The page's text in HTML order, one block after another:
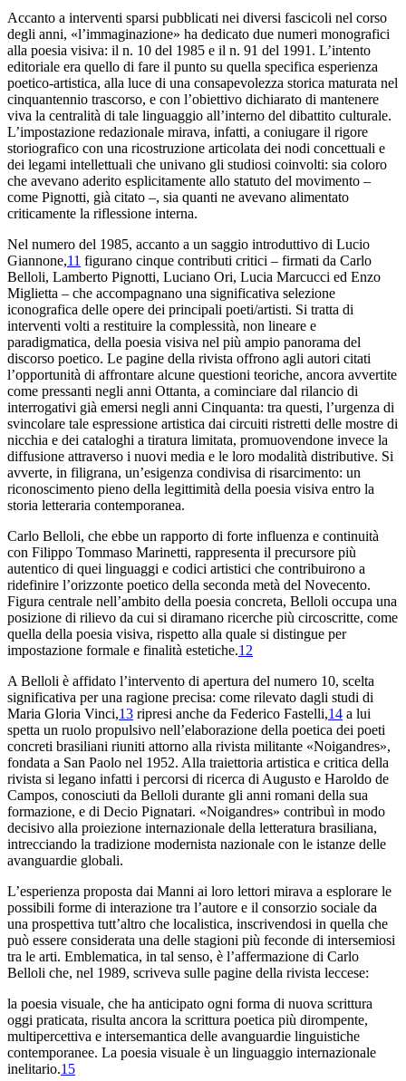
Accanto a interventi sparsi pubblicati nei diversi fascicoli nel corso
degli anni, «l’immaginazione» ha dedicato due numeri monografici
alla poesia visiva: il n. 10 del 1985 e il n. 91 del 1991. L’intento
editoriale era quello di fare il punto su quella specifica esperienza
poetico-artistica, alla luce di una consapevolezza storica maturata nel
cinquantennio trascorso, e con l’obiettivo dichiarato di mantenere
viva la centralità di tale linguaggio all’interno del dibattito culturale.
L’impostazione redazionale mirava, infatti, a coniugare il rigore
storiografico con una ricostruzione articolata dei nodi concettuali e
dei legami intellettuali che univano gli studiosi coinvolti: sia coloro
che avevano aderito esplicitamente allo statuto del movimento –
come Pignotti, già citato –, sia quanti ne avevano alimentato
criticamente la riflessione interna.
Nel numero del 1985, accanto a un saggio introduttivo di Lucio
Giannone,11 figurano cinque contributi critici – firmati da Carlo
Belloli, Lamberto Pignotti, Luciano Ori, Lucia Marcucci ed Enzo
Miglietta – che accompagnano una significativa selezione
iconografica delle opere dei principali poeti/artisti. Si tratta di
interventi volti a restituire la complessità, non lineare e
paradigmatica, della poesia visiva nel più ampio panorama del
discorso poetico. Le pagine della rivista offrono agli autori citati
l’opportunità di affrontare alcune questioni teoriche, ancora avvertite
come pressanti negli anni Ottanta, a cominciare dal rilancio di
interrogativi già emersi negli anni Cinquanta: tra questi, l’urgenza di
svincolare tale espressione artistica dai circuiti ristretti delle mostre di
nicchia e dei cataloghi a tiratura limitata, promuovendone invece la
diffusione attraverso i nuovi media e le loro modalità distributive. Si
avverte, in filigrana, un’esigenza condivisa di risarcimento: un
riconoscimento pieno della legittimità della poesia visiva entro la
storia letteraria contemporanea.
Carlo Belloli, che ebbe un rapporto di forte influenza e continuità
con Filippo Tommaso Marinetti, rappresenta il precursore più
autentico di quei linguaggi e codici artistici che contribuirono a
ridefinire l’orizzonte poetico della seconda metà del Novecento.
Figura centrale nell’ambito della poesia concreta, Belloli occupa una
posizione di rilievo da cui si diramano ricerche più circoscritte, come
quella della poesia visiva, rispetto alla quale si distingue per
impostazione formale e finalità estetiche.12
A Belloli è affidato l’intervento di apertura del numero 10, scelta
significativa per una ragione precisa: come rilevato dagli studi di
Maria Gloria Vinci,13 ripresi anche da Federico Fastelli,14 a lui
spetta un ruolo propulsivo nell’elaborazione della poetica dei poeti
concreti brasiliani riuniti attorno alla rivista militante «Noigandres»,
fondata a San Paolo nel 1952. Alla traiettoria artistica e critica della
rivista si legano infatti i percorsi di ricerca di Augusto e Haroldo de
Campos, conosciuti da Belloli durante gli anni romani della sua
formazione, e di Decio Pignatari. «Noigandres» contribuì in modo
decisivo alla proiezione internazionale della letteratura brasiliana,
intrecciando la tradizione modernista nazionale con le istanze delle
avanguardie globali.
L’esperienza proposta dai Manni ai loro lettori mirava a esplorare le
possibili forme di interazione tra l’autore e il consorzio sociale da
una prospettiva tutt’altro che localistica, inscrivendosi in quella che
può essere considerata una delle stagioni più feconde di intersemiosi
tra le arti. Emblematica, in tal senso, è l’affermazione di Carlo
Belloli che, nel 1989, scriveva sulle pagine della rivista leccese:
la poesia visuale, che ha anticipato ogni forma di nuova scrittura
oggi praticata, risulta ancora la scrittura poetica più dirompente,
multipercettiva e intersemantica delle avanguardie linguistiche
contemporanee. La poesia visuale è un linguaggio internazionale
inelitario.15